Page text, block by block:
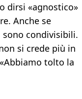
dirsi «agnostico»
Anche se
condivisibili.
si crede più in
tolto la